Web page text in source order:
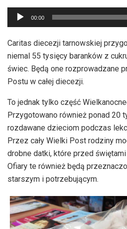
Odtwarzacz
plików
dźwiękowych
00:00
Caritas diecezji tarnowskiej
niemal 55 tysięcy baranków z
świec. Będą one rozprowadzane
Postu w całej diecezji.
To jednak tylko część
Przygotowano również ponad 20
rozdawane dzieciom podczas
Przez cały Wielki Post rodziny
drobne datki, które przed
Ofiary te również będą
starszym i potrzebującym.